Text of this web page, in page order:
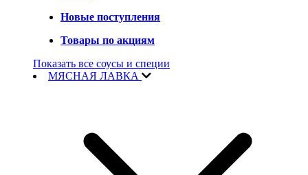
Новые поступления
Товары по акциям
Показать все соусы и специи
МЯСНАЯ ЛАВКА